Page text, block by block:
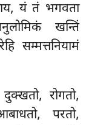
यं तं भगवता
खन्तिं
सम्मत्तनियामं
रोगतो,
परतो,